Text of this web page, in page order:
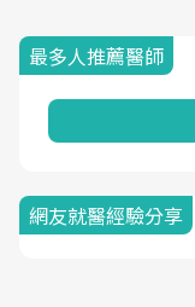
最多人推薦醫師
網友就醫經驗分享